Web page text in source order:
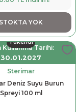
STOKTA YOK
Tükendi
Kullanma Tarihi:
30.01.2027
Sterimar
Deniz Suyu Burun
Spreyi 100 ml